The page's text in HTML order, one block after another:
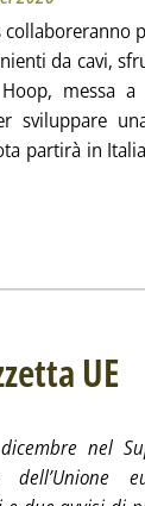
collaboreranno
da cavi,
messa a
sviluppare
partirà in
tutta la notizia:
UE ..
nel
dell’Unione